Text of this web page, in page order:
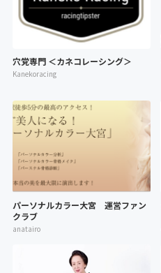
穴党専門 ＜カネコレーシング＞
Kanekoracing
パーソナルカラー大宮 運営ファン
クラブ
anatairo